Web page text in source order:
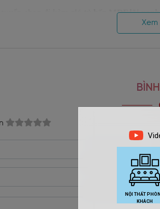
giá tủ bếp MDF lõi xanh
đẹp, hợp gu thẩm mỹ của nhiều người
tại xưởng riêng, kiểm tra chất lượng kỹ càng
TB-1831 lên đến 2 năm